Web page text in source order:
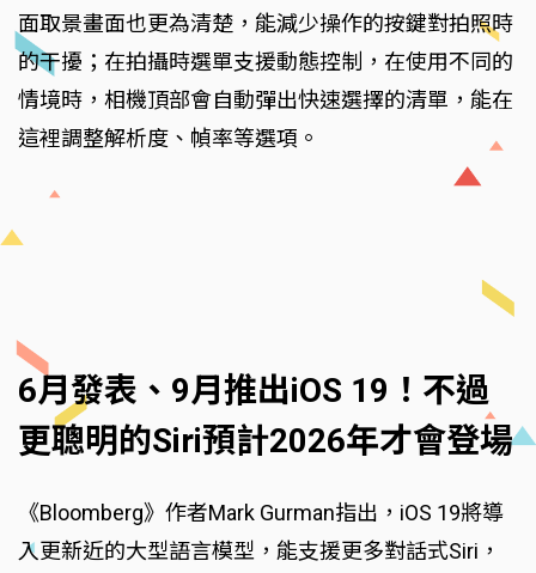
面取景畫面也更為清楚，能減少操作的按鍵對拍照時
的干擾；在拍攝時選單支援動態控制，在使用不同的
情境時，相機頂部會自動彈出快速選擇的清單，能在
這裡調整解析度、幀率等選項。
6月發表、9月推出iOS 19！不過
更聰明的Siri預計2026年才會登場
《Bloomberg》作者Mark Gurman指出，iOS 19將導
入更新近的大型語言模型，能支援更多對話式Siri，